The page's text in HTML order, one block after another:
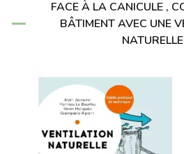
FACE À LA CANICULE ,
BÂTIMENT AVEC UNE
NATURELLE